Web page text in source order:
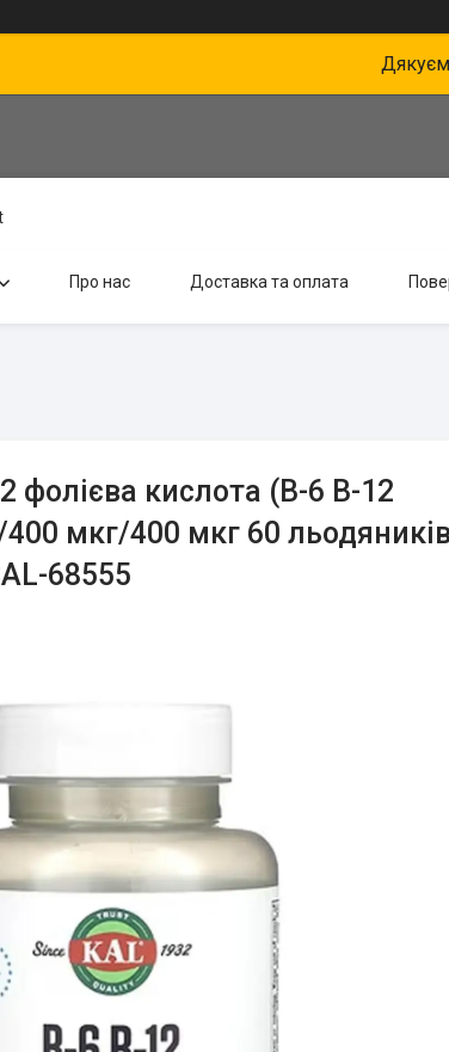
Про нас Доставка та оплата
фолієва кислота (B-6 B-12
мкг/400 мкг 60 льодяників
68555